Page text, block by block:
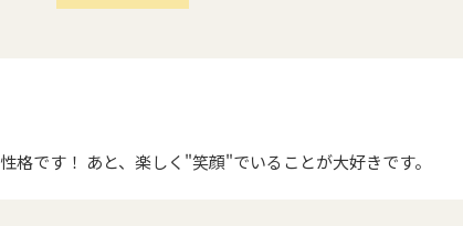
格です！ あと、楽しく"笑顔"でいることが大好きです。